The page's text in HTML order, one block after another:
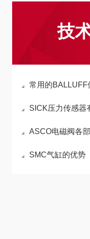
技
常用的BALLUFF位移
SICK压力传感器有哪
ASCO电磁阀各部位名
SMC气缸的优势